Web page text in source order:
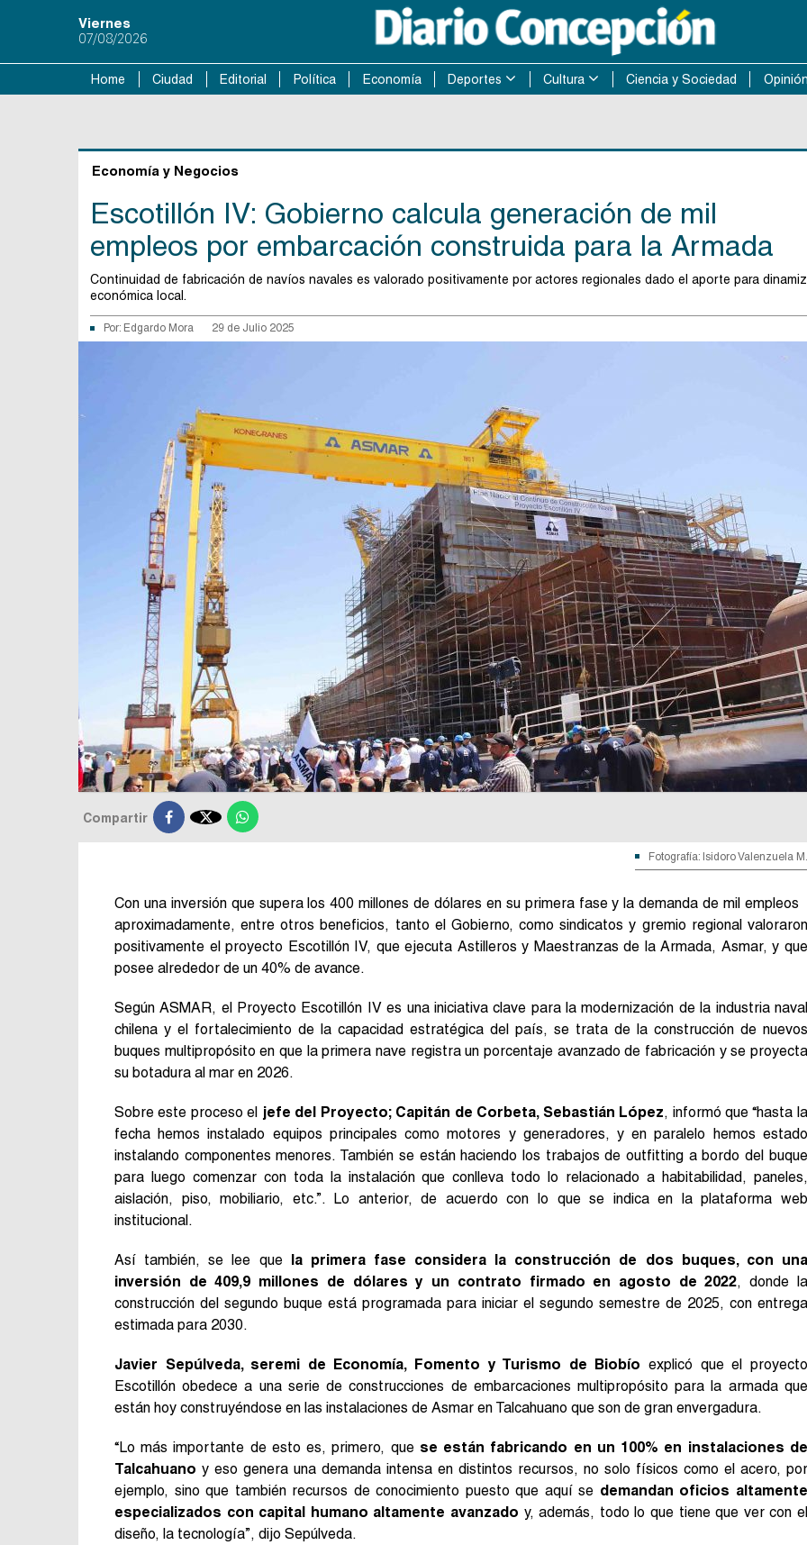
Viernes
07/08/2026
Home Ciudad Editorial Política Economía Deportes Cultura Ciencia y Sociedad Opinión
Economía y Negocios
Escotillón IV: Gobierno calcula generación de mil
empleos por embarcación construida para la Armada
Continuidad de fabricación de navíos navales es valorado positivamente por actores regionales dado el aporte para
económica local.
Por: Edgardo Mora 29 de Julio 2025
Compartir 
Fotografía: Isidoro Valenzuela M.
Con una inversión que supera los 400 millones de dólares en su primera fase y la demanda de mil empleos
aproximadamente, entre otros beneficios, tanto el Gobierno, como sindicatos y gremio regional valoraron
positivamente el proyecto Escotillón IV, que ejecuta Astilleros y Maestranzas de la Armada, Asmar, y que
posee alrededor de un 40% de avance.
Según ASMAR, el Proyecto Escotillón IV es una iniciativa clave para la modernización de la industria naval
chilena y el fortalecimiento de la capacidad estratégica del país, se trata de la construcción de nuevos
buques multipropósito en que la primera nave registra un porcentaje avanzado de fabricación y se proyecta
su botadura al mar en 2026.
Sobre este proceso el jefe del Proyecto; Capitán de Corbeta, Sebastián López, informó que “hasta la
fecha hemos instalado equipos principales como motores y generadores, y en paralelo hemos estado
instalando componentes menores. También se están haciendo los trabajos de outfitting a bordo del buque
para luego comenzar con toda la instalación que conlleva todo lo relacionado a habitabilidad, paneles,
aislación, piso, mobiliario, etc.”. Lo anterior, de acuerdo con lo que se indica en la plataforma web
institucional.
Así también, se lee que la primera fase considera la construcción de dos buques, con una
inversión de 409,9 millones de dólares y un contrato firmado en agosto de 2022, donde la
construcción del segundo buque está programada para iniciar el segundo semestre de 2025, con entrega
estimada para 2030.
Javier Sepúlveda, seremi de Economía, Fomento y Turismo de Biobío explicó que el proyecto
Escotillón obedece a una serie de construcciones de embarcaciones multipropósito para la armada que
están hoy construyéndose en las instalaciones de Asmar en Talcahuano que son de gran envergadura.
“Lo más importante de esto es, primero, que se están fabricando en un 100% en instalaciones de
Talcahuano y eso genera una demanda intensa en distintos recursos, no solo físicos como el acero, por
ejemplo, sino que también recursos de conocimiento puesto que aquí se demandan oficios altamente
especializados con capital humano altamente avanzado y, además, todo lo que tiene que ver con el
diseño, la tecnología”, dijo Sepúlveda.